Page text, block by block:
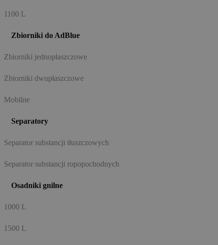
1100 L
Zbiorniki do AdBlue
Zbiorniki jednopłaszczowe
Zbiorniki dwupłaszczowe
Mobilne
Separatory
Separator substancji tłuszczowych
Separator substancji ropopochodnych
Osadniki gnilne
1000 L
1500 L